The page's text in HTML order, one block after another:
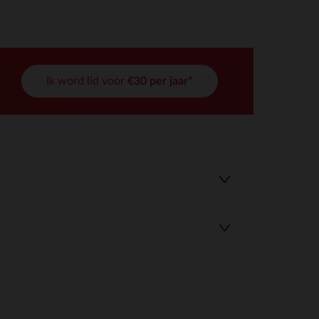
Ik word lid voor €30 per jaar*